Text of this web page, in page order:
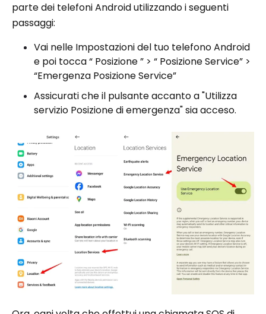
parte dei telefoni Android utilizzando i seguenti
passaggi:
Vai nelle Impostazioni del tuo telefono Android
e poi tocca “ Posizione ” > “ Posizione Service” >
“Emergenza Posizione Service”
Assicurati che il pulsante accanto a "Utilizza
servizio Posizione di emergenza" sia acceso.